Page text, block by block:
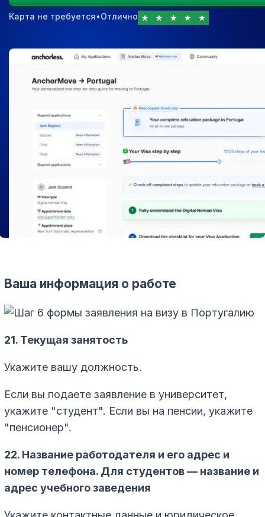
Карта не требуется•Отлично
Ваша информация о работе
21. Текущая занятость
Укажите вашу должность.
Если вы подаете заявление в университет,
укажите "студент". Если вы на пенсии, укажите
"пенсионер".
22. Название работодателя и его адрес и
номер телефона. Для студентов — название и
адрес учебного заведения